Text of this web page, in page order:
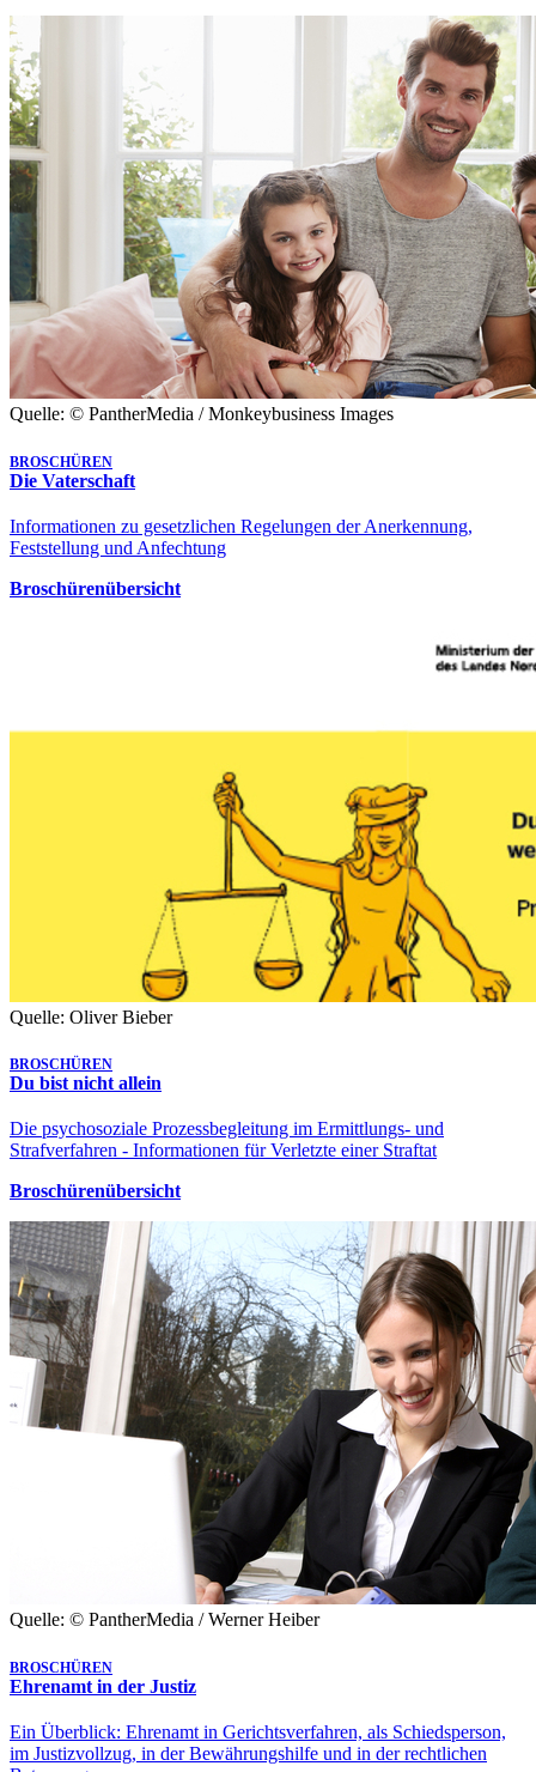
Quelle: © PantherMedia / Monkeybusiness Images
BROSCHÜREN
Die Vaterschaft
Informationen zu gesetzlichen Regelungen der Anerkennung,
Feststellung und Anfechtung
Broschürenübersicht
Quelle: Oliver Bieber
BROSCHÜREN
Du bist nicht allein
Die psychosoziale Prozessbegleitung im Ermittlungs- und
Strafverfahren - Informationen für Verletzte einer Straftat
Broschürenübersicht
Quelle: © PantherMedia / Werner Heiber
BROSCHÜREN
Ehrenamt in der Justiz
Ein Überblick: Ehrenamt in Gerichtsverfahren, als Schiedsperson,
im Justizvollzug, in der Bewährungshilfe und in der rechtlichen